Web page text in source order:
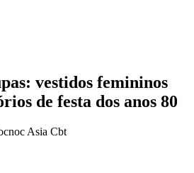
vestidos femininos
de festa dos anos 80
Asia Cbt